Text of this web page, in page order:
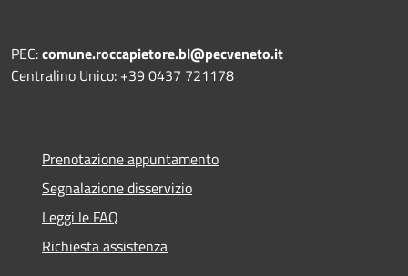
PEC:comune.roccapietore.bl@pecveneto.it
Centralino Unico: +39 0437 721178
Prenotazione appuntamento
Segnalazione disservizio
Leggi le FAQ
Richiesta assistenza